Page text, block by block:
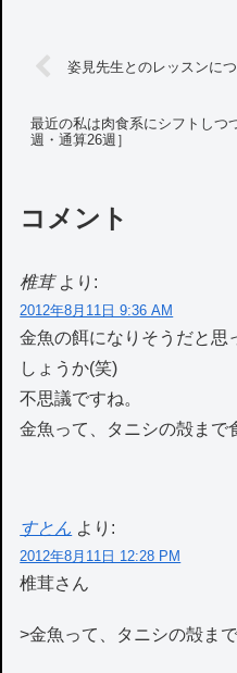
姿見先生とのレッスンに
最近の私は肉食系にシフトし
週・通算26週］
コメント
椎茸 より:
2012年8月11日 9:36 AM
金魚の餌になりそうだと思
しょうか(笑)
不思議ですね。
金魚って、タニシの殻まで
すとん より:
2012年8月11日 12:28 PM
椎茸さん
>金魚って、タニシの殻ま